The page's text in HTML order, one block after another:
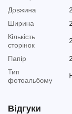
Довжина
Ширина
Кількість
сторінок
Папір
Тип
фотоальбому
Відгуки